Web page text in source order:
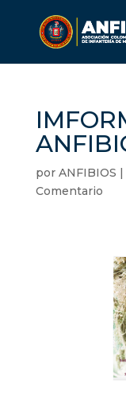
por ANFIBIOS |
Comentario